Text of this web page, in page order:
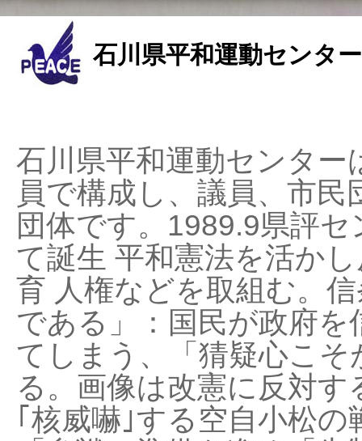
石川県平和運動センタ
石川県平和運動センタ
員で構成し、議員、市
団体です。1989.9県評
て誕生 平和憲法を活か
育 人権などを取組む。
である」：国民が政府
てしまう、「猜疑心こ
る。画像は改憲に反対
｢核威嚇｣する空自小松